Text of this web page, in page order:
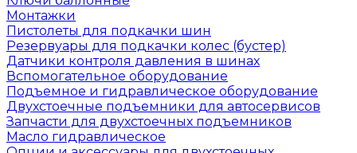
Монтажки
Пистолеты для подкачки шин
Резервуары для подкачки колес (бустер)
Датчики контроля давления в шинах
Вспомогательное оборудование
Подъемное и гидравлическое оборудование
Двухстоечные подъемники для автосервисов
Запчасти для двухстоечных подъемников
Масло гидравлическое